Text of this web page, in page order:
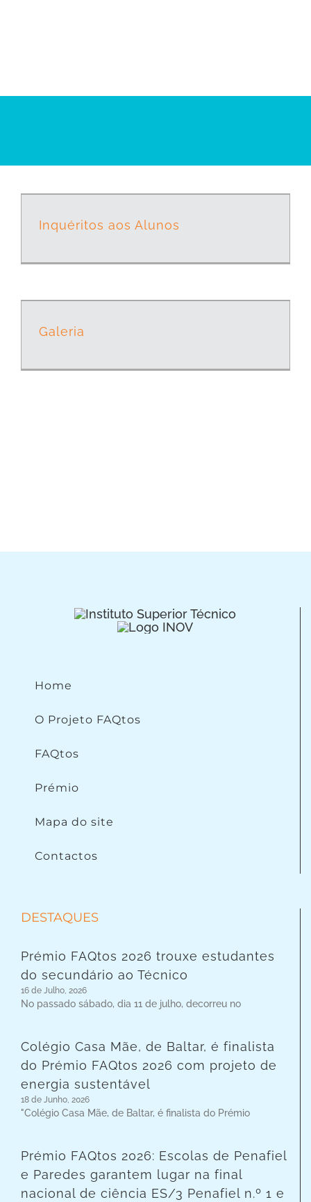
Inquéritos aos Alunos
Galeria
Home
O Projeto FAQtos
FAQtos
Prémio
Mapa do site
Contactos
DESTAQUES
Prémio FAQtos 2026 trouxe estudantes
do secundário ao Técnico
16 de Julho, 2026
No passado sábado, dia 11 de julho, decorreu no
Colégio Casa Mãe, de Baltar, é finalista
do Prémio FAQtos 2026 com projeto de
energia sustentável
18 de Junho, 2026
"Colégio Casa Mãe, de Baltar, é finalista do Prémio
Prémio FAQtos 2026: Escolas de Penafiel
e Paredes garantem lugar na final
nacional de ciência ES/3 Penafiel n.º 1 e